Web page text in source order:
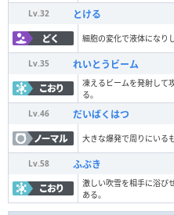
Lv.32 とける
細胞の変化で液体になり
Lv.35 れいとうビーム
凍えるビームを発射して
る。
Lv.46 だいばくはつ
大きな爆発で周りにいる
Lv.58 ふぶき
激しい吹雪を相手に浴び
ある。